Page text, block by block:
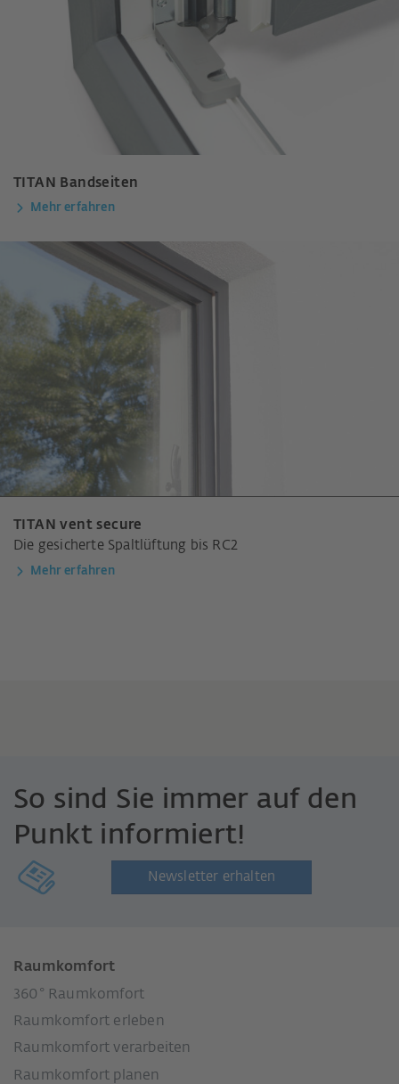
TITAN Bandseiten
Mehr erfahren
TITAN vent secure
Die gesicherte Spaltlüftung bis RC2
Mehr erfahren
So sind Sie immer auf den
Punkt informiert!
Newsletter erhalten
Raumkomfort
360° Raumkomfort
Raumkomfort erleben
Raumkomfort verarbeiten
Raumkomfort planen